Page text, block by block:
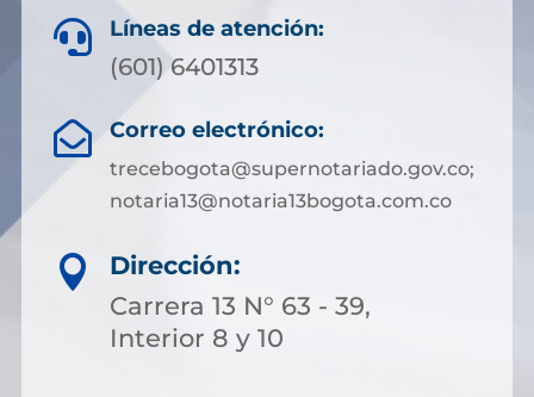
 Líneas de atención:
(601) 6401313
 Correo electrónico:
trecebogota@supernotariado.gov.co;
notaria13@notaria13bogota.com.co

Dirección:
Carrera 13 N° 63 - 39,
Interior 8 y 10